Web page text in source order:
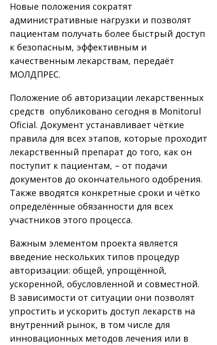
Новые положения сократят
административные нагрузки и позволят
пациентам получать более быстрый доступ
к безопасным, эффективным и
качественным лекарствам, передаёт
МОЛДПРЕС.
Положение об авторизации лекарственных
средств опубликовано сегодня в Monitorul
Oficial. Документ устанавливает чёткие
правила для всех этапов, которые проходит
лекарственный препарат до того, как он
поступит к пациентам, – от подачи
документов до окончательного одобрения.
Также вводятся конкретные сроки и чётко
определённые обязанности для всех
участников этого процесса.
Важным элементом проекта является
введение нескольких типов процедур
авторизации: общей, упрощённой,
ускоренной, обусловленной и совместной.
В зависимости от ситуации они позволят
упростить и ускорить доступ лекарств на
внутренний рынок, в том числе для
инновационных методов лечения или в